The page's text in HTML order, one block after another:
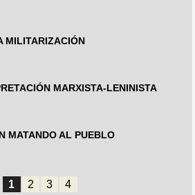
MILITARIZACIÓN
MARXISTA-LENINISTA
MATANDO AL PUEBLO
1 2 3 4